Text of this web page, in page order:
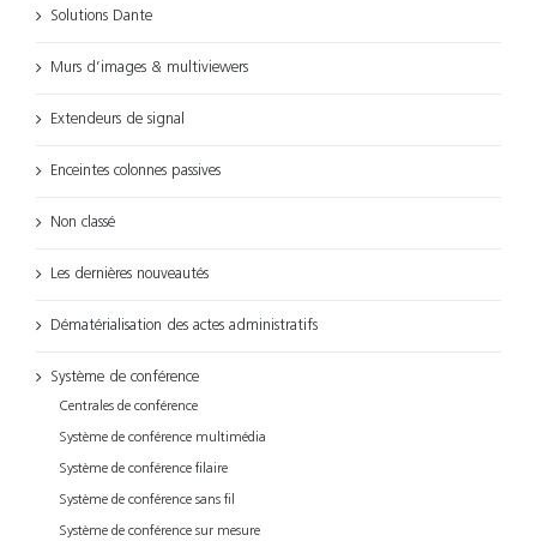
Solutions Dante
Murs d’images & multiviewers
Extendeurs de signal
Enceintes colonnes passives
Non classé
Les dernières nouveautés
Dématérialisation des actes administratifs
Système de conférence
Centrales de conférence
Système de conférence multimédia
Système de conférence filaire
Système de conférence sans fil
Système de conférence sur mesure